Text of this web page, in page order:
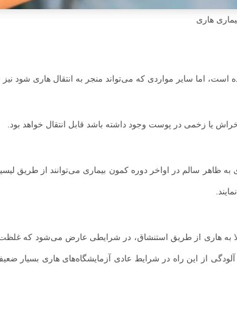
هاری
اما سایر مواردی که می‌تواند منجر به انتقال هاری شود
یا زخمی در پوست وجود داشته باشد قابل انتقال خواهد بود.
به ظاهر سالم در اواخر دوره کمون بیماری می‌توانند از طریق
به هاری از طریق استنشاق، در شرایطی عارض می‌شود که
از این راه در شرایط عادی آزمایشگاه‌های هاری بسیار